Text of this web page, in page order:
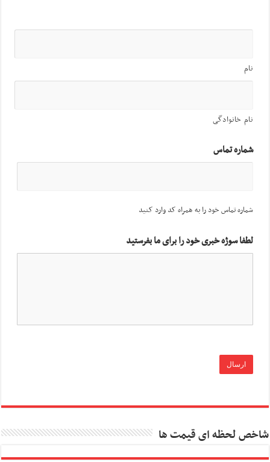
نام
نام خانوادگی
شماره تماس
شماره تماس خود را به همراه کد وارد کنید
لطفا سوژه خبری خود را برای ما بفرستید
شاخص لحظه ای قیمت ها